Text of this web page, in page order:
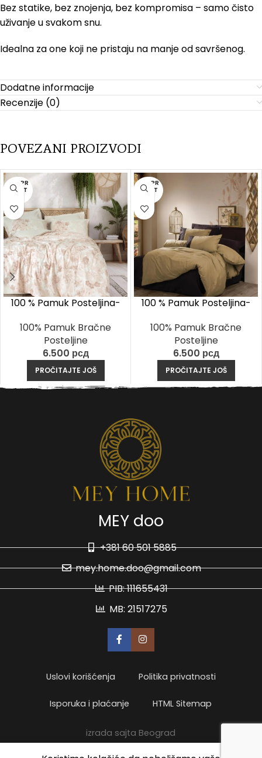
Bez statike, bez znojenja, bez kompromisa – samo čisto
uživanje u svakom snu.
Idealna za one koji ne pristaju na manje od savršenog.
Dodatne informacije
Recenzije (0)
POVEZANI PROIZVODI
RASPR
ODAT
100 % Pamuk Posteljina-
100% Pamuk Bračne
Posteljine
6.500 рсд
PROČITAJTE JOŠ
RASPR
ODAT
100 % Pamuk Posteljina-
100% Pamuk Bračne
Posteljine
6.500 рсд
PROČITAJTE JOŠ
MEY doo
+381 60 501 5885
mey.home.doo@gmail.com
PIB: 111655431
MB: 21517275
Uslovi korišćenja Politika privatnosti
Isporuka i plaćanje HTML Sitemap
izrada sajta Beograd